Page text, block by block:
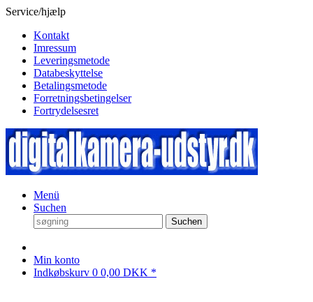
Service/hjælp
Kontakt
Imressum
Leveringsmetode
Databeskyttelse
Betalingsmetode
Forretningsbetingelser
Fortrydelsesret
Menü
Suchen
Suchen
Min konto
Indkøbskurv 0 0,00 DKK *